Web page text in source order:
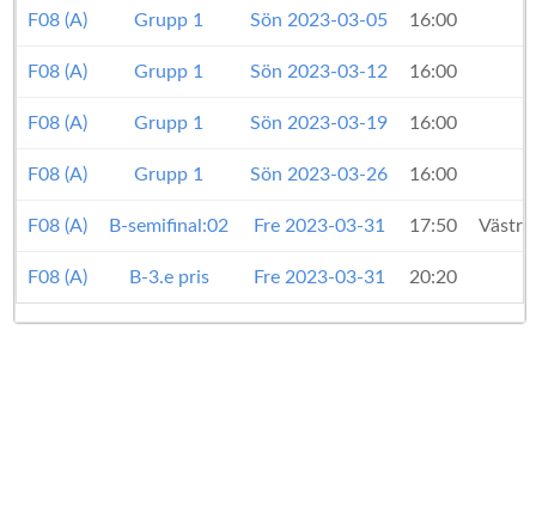
F08 (A) Grupp 1 Sön 2023-03-05 16:00
F08 (A) Grupp 1 Sön 2023-03-12 16:00
F08 (A) Grupp 1 Sön 2023-03-19 16:00
F08 (A) Grupp 1 Sön 2023-03-26 16:00
F08 (A) B-semifinal:02 Fre 2023-03-31 17:50
F08 (A) B-3.e pris Fre 2023-03-31 20:20